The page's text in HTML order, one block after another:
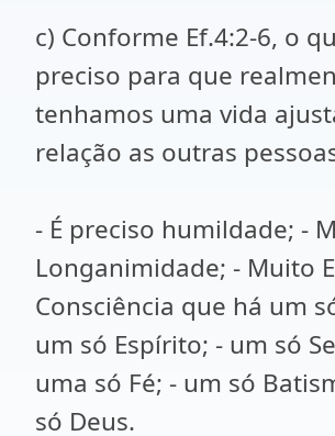
c) Conforme Ef.4:2-6, o
preciso para que
tenhamos uma vida
relação as outras
- É preciso humildade; -
Longanimidade; - Muito
Consciência que há um
um só Espírito; - um só
uma só Fé; - um só
só Deus.